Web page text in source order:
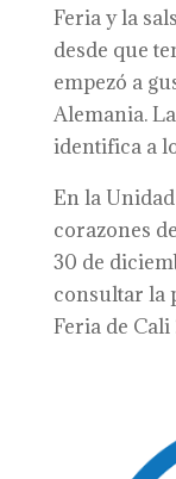
Feria y la
desde que
empezó a
Alemania.
identifica a
En la
corazones
30 de
consultar la
Feria de Cali